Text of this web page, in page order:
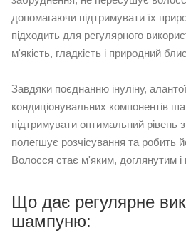
допомагаючи підтримувати їх
підходить для регулярного
м'якість, гладкість і природний
Завдяки поєднанню інуліну,
кондиціонувальних компонентів
підтримувати оптимальний рівень
полегшує розчісування та робить
Волосся стає м'яким, доглянутим
Що дає регулярне
шампуню: